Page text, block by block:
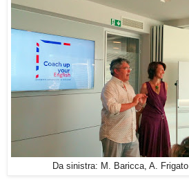
Da sinistra: M. Baricca, A. Frigato